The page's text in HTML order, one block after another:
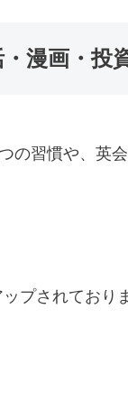
漫画・投
習慣や、英
プされており